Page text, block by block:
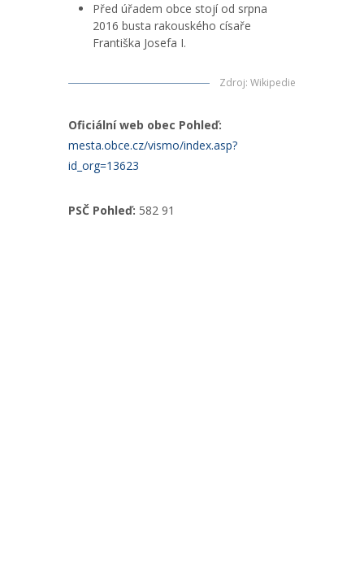
Před úřadem obce stojí od srpna
2016 busta rakouského císaře
Františka Josefa I.
Zdroj: Wikipedie
Oficiální web obec Pohleď:
mesta.obce.cz/vismo/index.asp?
id_org=13623
PSČ Pohleď: 582 91